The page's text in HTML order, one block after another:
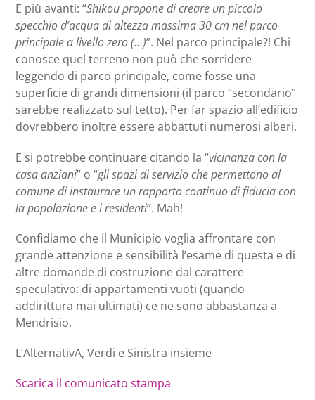
E più avanti: “Shikou propone di creare un piccolo
specchio d’acqua di altezza massima 30 cm nel parco
principale a livello zero (…)”. Nel parco principale?! Chi
conosce quel terreno non può che sorridere
leggendo di parco principale, come fosse una
superficie di grandi dimensioni (il parco “secondario”
sarebbe realizzato sul tetto). Per far spazio all’edificio
dovrebbero inoltre essere abbattuti numerosi alberi.
E si potrebbe continuare citando la “vicinanza con la
casa anziani” o “gli spazi di servizio che permettono al
comune di instaurare un rapporto continuo di fiducia con
la popolazione e i residenti”. Mah!
Confidiamo che il Municipio voglia affrontare con
grande attenzione e sensibilità l’esame di questa e di
altre domande di costruzione dal carattere
speculativo: di appartamenti vuoti (quando
addirittura mai ultimati) ce ne sono abbastanza a
Mendrisio.
L’AlternativA, Verdi e Sinistra insieme
Scarica il comunicato stampa